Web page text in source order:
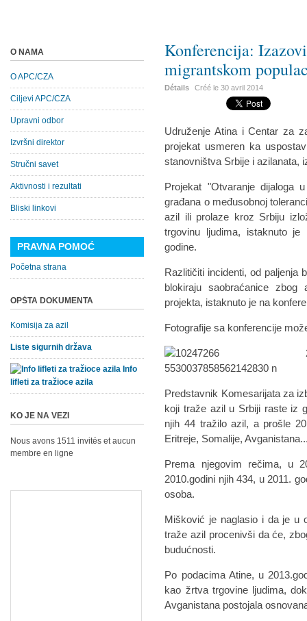
Konferencija:
migrantskom
Détails Créé le30 avril 2014
Udruženje Atina i Centar za
projekat usmeren ka
stanovništva Srbije i azilanata,
Projekat "Otvaranje dijaloga
građana o međusobnoj
azil ili prolaze kroz Srbiju
trgovinu ljudima, istaknuto
godine.
Razlitičiti incidenti, od paljenja
blokiraju saobraćanice
projekta, istaknuto je na
Fotografije sa konferencije
Predstavnik Komesarijata za
koji traže azil u Srbiji raste iz
njih 44 tražilo azil, a prošle
Eritreje, Somalije,
Prema njegovim rečima, u
2010.godini njih 434, u 2011.
osoba.
Mišković je naglasio i da je u
traže azil procenivši da će,
budućnosti.
Po podacima Atine, u
kao žrtva trgovine ljudima,
Avganistana postojala
O NAMA
O APC/CZA
Ciljevi APC/CZA
Upravni odbor
Izvršni direktor
Stručni savet
Aktivnosti i rezultati
Bliski linkovi
PRAVNA POMOĆ
Početna strana
OPŠTA DOKUMENTA
Komisija za azil
Liste sigurnih država
Info
lifleti za tražioce azila
KO JE NA VEZI
Nous avons 1511 invités et aucun
membre en ligne